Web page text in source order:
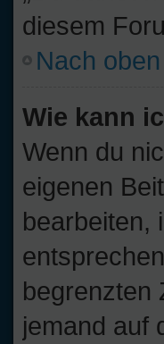
diesem
Nach oben
Wie kann
Wenn du
eigenen
bearbeiten,
begrenzten
jemand auf